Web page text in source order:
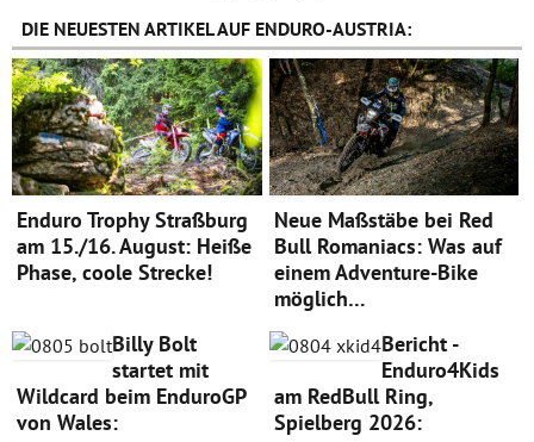
DIE NEUESTEN ARTIKEL AUF ENDURO-AUSTRIA:
Enduro Trophy Straßburg
am 15./16. August: Heiße
Phase, coole Strecke!
Neue Maßstäbe bei Red
Bull Romaniacs: Was auf
einem Adventure-Bike
möglich…
Billy Bolt
startet mit
Wildcard beim EnduroGP
von Wales:
Bericht -
Enduro4Kids
am RedBull Ring,
Spielberg 2026: